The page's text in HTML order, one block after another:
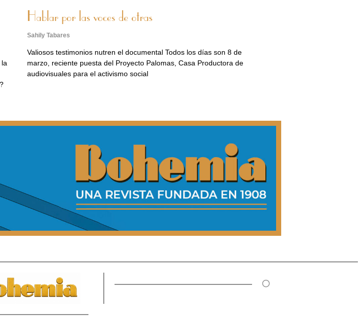
Hablar por las voces de otras
Sahily Tabares
Valiosos testimonios nutren el documental Todos los días son 8 de
marzo, reciente puesta del Proyecto Palomas, Casa Productora de
audiovisuales para el activismo social